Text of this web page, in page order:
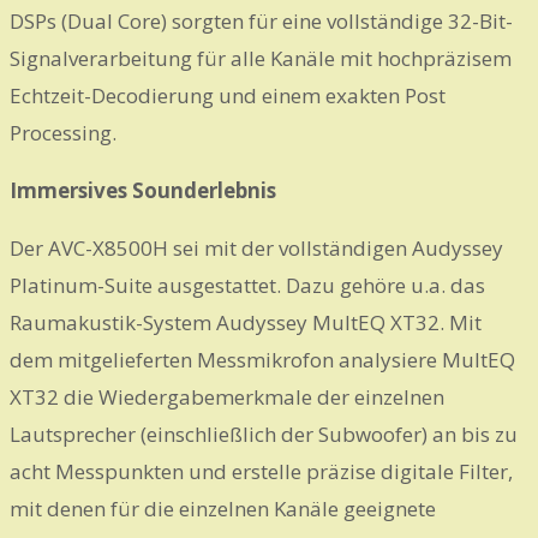
DSPs (Dual Core) sorgten für eine vollständige 32-Bit-
Signalverarbeitung für alle Kanäle mit hochpräzisem
Echtzeit-Decodierung und einem exakten Post
Processing.
Immersives Sounderlebnis
Der AVC-X8500H sei mit der vollständigen Audyssey
Platinum-Suite ausgestattet. Dazu gehöre u.a. das
Raumakustik-System Audyssey MultEQ XT32. Mit
dem mitgelieferten Messmikrofon analysiere MultEQ
XT32 die Wiedergabemerkmale der einzelnen
Lautsprecher (einschließlich der Subwoofer) an bis zu
acht Messpunkten und erstelle präzise digitale Filter,
mit denen für die einzelnen Kanäle geeignete